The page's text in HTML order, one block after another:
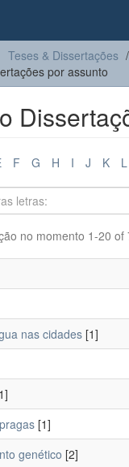
Teses & Dissertações
por assunto
F G H I J K L
no momento 1-20 of
nas cidades [1]
[1]
genético [2]